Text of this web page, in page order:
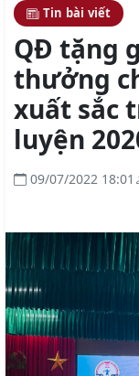
Tin bài viết
QĐ tặng
thưởng
xuất sắc
luyện
09/07/2022 18:01